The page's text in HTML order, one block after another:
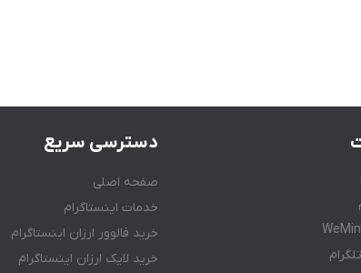
دسترسی سریع
صفحه اصلی
خدمات اینستاگرام
خرید فالوور ارزان اینستاگرام
خرید لایک ارزان اینستاگرام